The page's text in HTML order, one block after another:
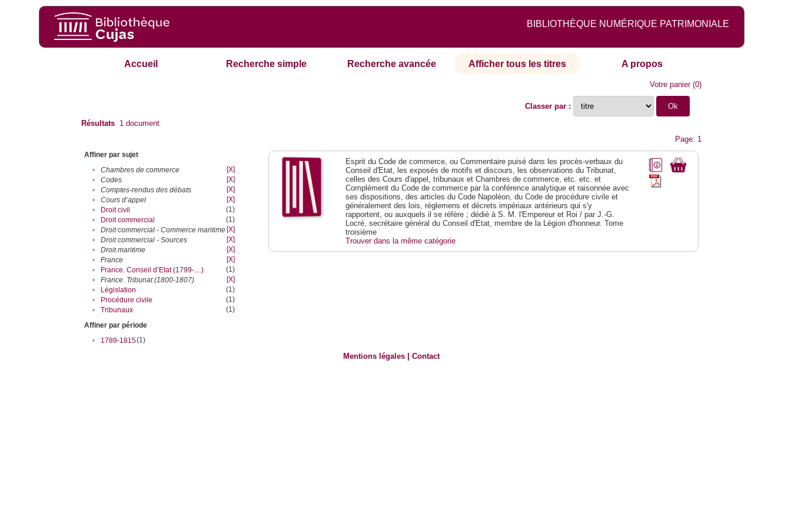
BIBLIOTHÈQUE NUMÉRIQUE PATRIMONIALE
Accueil Recherche simple Recherche avancée Afficher tous les titres A propos
Votre panier(0)
Classer par :
Résultats 1 document
Page: 1
Affiner par sujet
•
Chambres de commerce
[X]
•
Codes
[X]
•
Comptes-rendus des débats
[X]
•
Cours d’appel
[X]
•
Droit civil
(1)
•
Droit commercial
(1)
•
Droit commercial - Commerce maritime [X]
•
Droit commercial - Sources
[X]
•
Droit maritime
[X]
•
France
[X]
•
France. Conseil d’Etat (1799-....)
(1)
•
France. Tribunat (1800-1807)
[X]
•
Législation
(1)
•
Procédure civile
(1)
•
Tribunaux
(1)
Affiner par période
•
1789-1815(1)
Esprit du Code de commerce, ou Commentaire puisé dans les procès-verbaux du
Conseil d'Etat, les exposés de motifs et discours, les observations du Tribunat,
celles des Cours d'appel, tribunaux et Chambres de commerce, etc. etc. et
Complément du Code de commerce par la conférence analytique et raisonnée avec
ses dispositions, des articles du Code Napoléon, du Code de procédure civile et
généralement des lois, réglemens et décrets impériaux antérieurs qui s'y
rapportent, ou auxquels il se réfère ; dédié à S. M. l'Empereur et Roi / par J.-G.
Locré, secrétaire général du Conseil d'Etat, membre de la Légion d'honneur. Tome
troisième
Trouver dans la même catégorie
Mentions légales |Contact